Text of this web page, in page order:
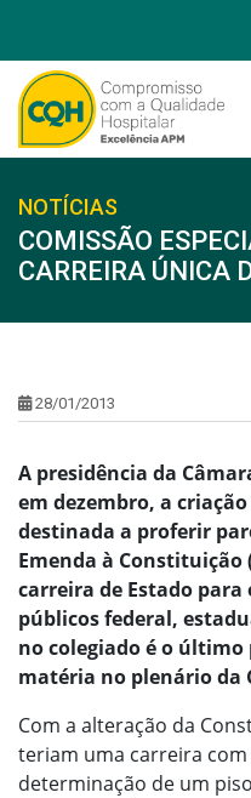
NOTÍCIAS
COMISSÃO
CARREIRA ÚNICA
28/01/2013
A presidência da
em dezembro, a
destinada a proferir
Emenda à Constituição
carreira de Estado para
públicos federal,
no colegiado é o último
matéria no plenário da
Com a alteração da
teriam uma carreira com
determinação de um